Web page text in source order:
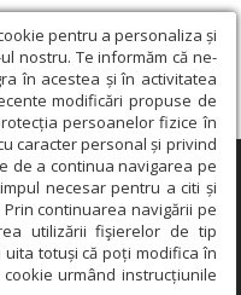
pentru a personaliza și
nostru. Te informăm că ne-
în acestea și în activitatea
modificări propuse de
persoanelor fizice în
caracter personal și privind
de a continua navigarea pe
necesar pentru a citi și
continuarea navigării pe
utilizării fişierelor de tip
totuși că poți modifica în
urmând instrucțiunile
×